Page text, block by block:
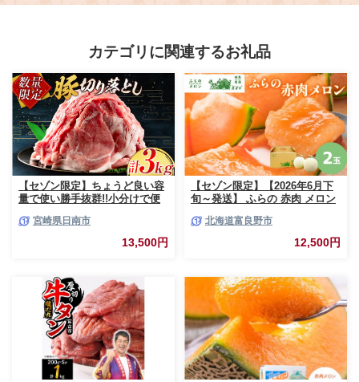
カテゴリに関連するお礼品
【セゾン限定】ちょうど良い容
量で使い勝手抜群!!小分けで便
3kg お肉 豚肉 ポーク 国産 小分
け 真空パック 個包装 万能食材
おすすめ おかず 食品 炒め物 お
ぶ 焼肉 お祝い 記念日 ギフト
贈り物 贈答 プレゼント おすそ
分け 宮崎県 日南市 送料無料
_BCV1-24
宮崎県日南市
13,500円
【セゾン限定】【2026年6月下
旬～発送】 ふらの 赤肉 メロン
市 (相馬農園) メロン フルーツ
果物 新鮮 甘い 贈り物 ギフト
道産 ジューシー おやつ ふらの
北海道富良野市
12,500円